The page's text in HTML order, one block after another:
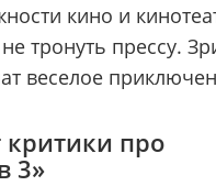
кино и
тронуть прессу.
веселое
про
3»